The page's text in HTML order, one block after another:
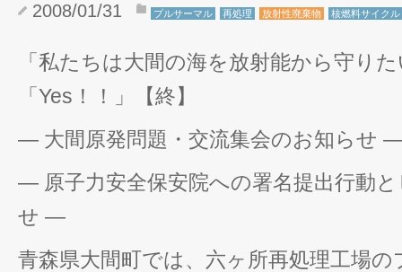
2008/01/31 プルサーマル 再処理 放射性廃棄物 核燃料サイクル
「私たちは大間の海を放射能から守り
「Yes！！」【終】
― 大間原発問題・交流集会のお知らせ
― 原子力安全保安院への署名提出行動
せ ―
青森県大間町では、六ヶ所再処理工場